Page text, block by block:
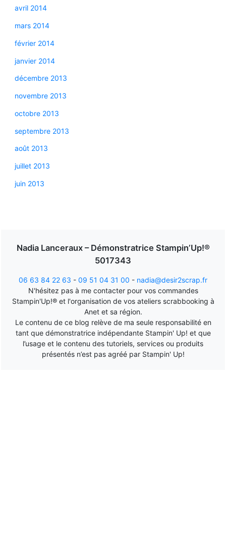
avril 2014
mars 2014
février 2014
janvier 2014
décembre 2013
novembre 2013
octobre 2013
septembre 2013
août 2013
juillet 2013
juin 2013
Nadia Lanceraux – Démonstratrice Stampin’Up!®
5017343
06 63 84 22 63 - 09 51 04 31 00 - nadia@desir2scrap.fr
N'hésitez pas à me contacter pour vos commandes
Stampin'Up!® et l'organisation de vos ateliers scrabbooking à
Anet et sa région.
Le contenu de ce blog relève de ma seule responsabilité en
tant que démonstratrice indépendante Stampin' Up! et que
l’usage et le contenu des tutoriels, services ou produits
présentés n’est pas agréé par Stampin' Up!